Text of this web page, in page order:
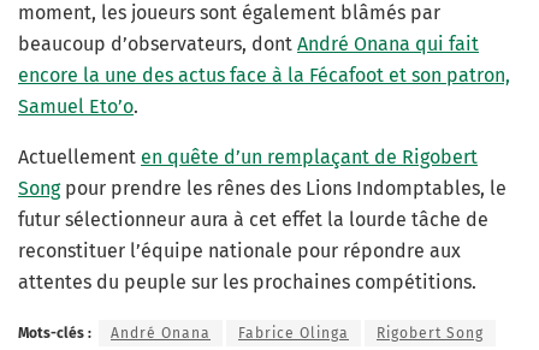
moment, les joueurs sont également blâmés par
beaucoup d’observateurs, dont André Onana qui fait
encore la une des actus face à la Fécafoot et son patron,
Samuel Eto’o.
Actuellement en quête d’un remplaçant de Rigobert
Songpour prendre les rênes des Lions Indomptables, le
futur sélectionneur aura à cet effet la lourde tâche de
reconstituer l’équipe nationale pour répondre aux
attentes du peuple sur les prochaines compétitions.
Mots-clés : André Onana Fabrice Olinga Rigobert Song